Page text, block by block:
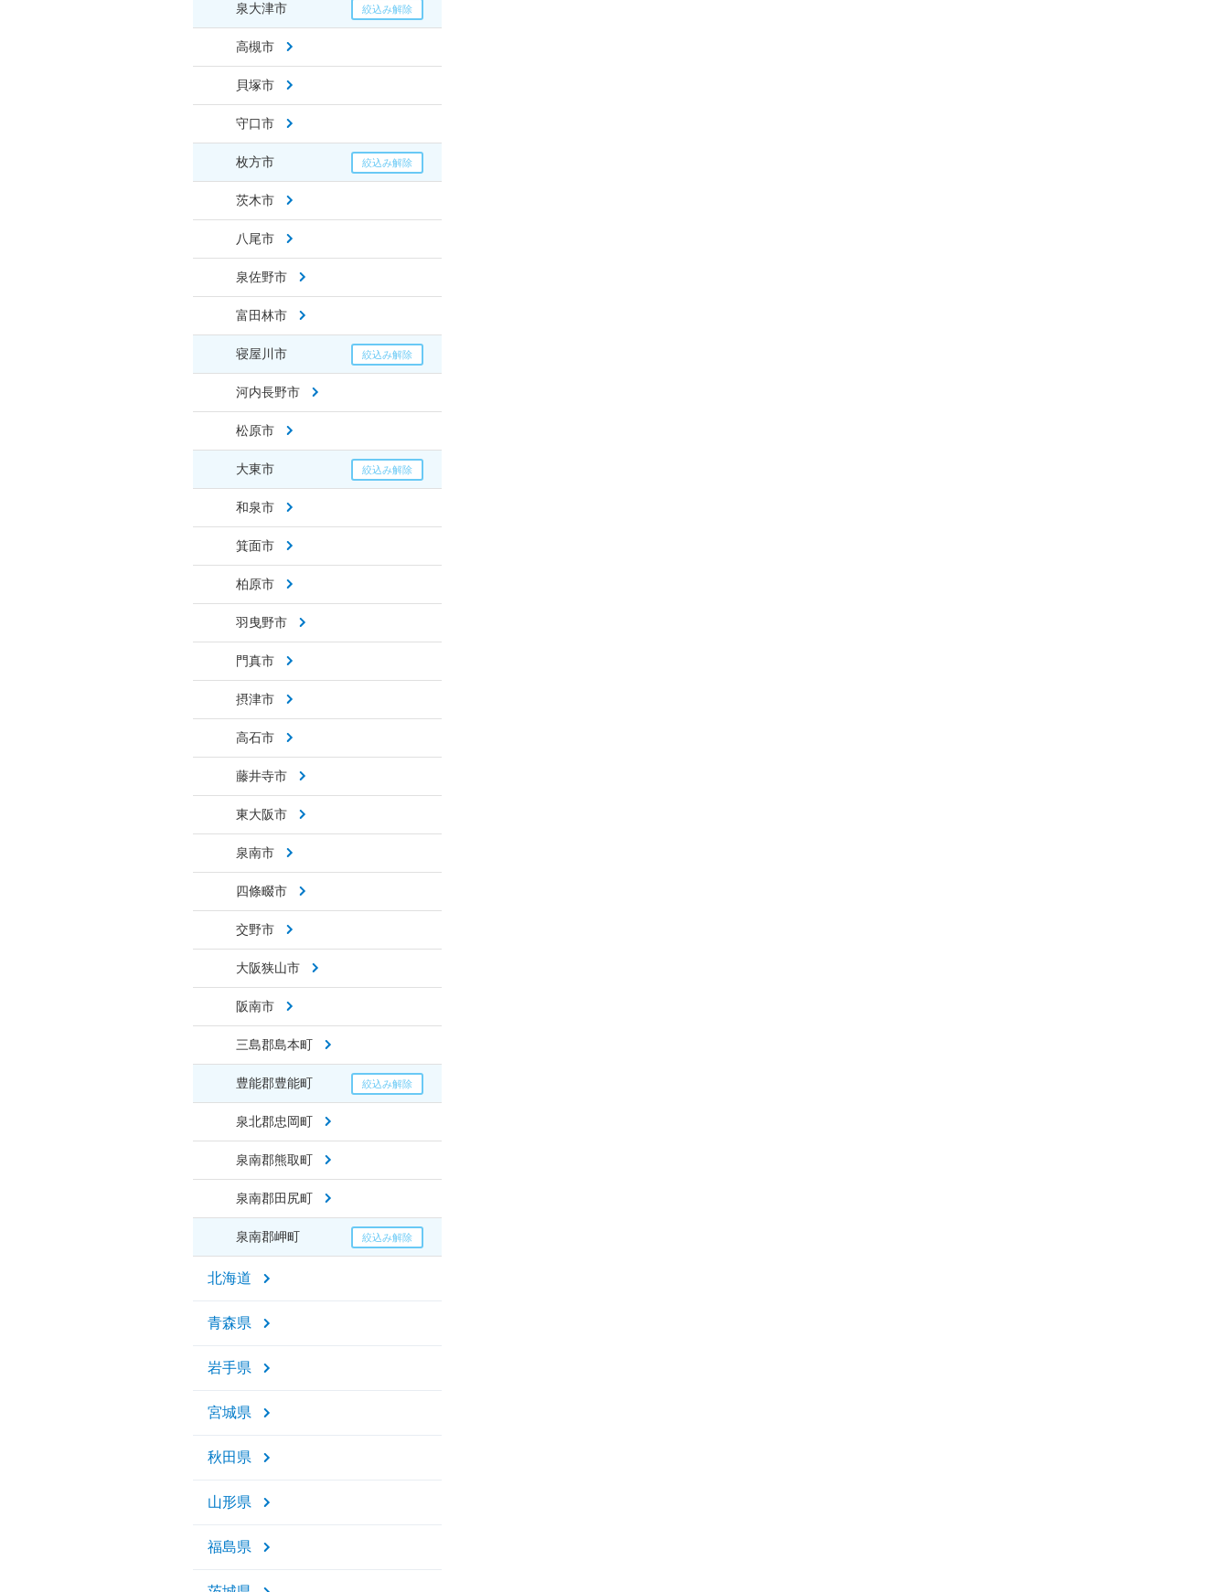
泉大津市
高槻市
貝塚市
守口市
枚方市
茨木市
八尾市
泉佐野市
富田林市
寝屋川市
河内長野市
松原市
大東市
和泉市
箕面市
柏原市
羽曳野市
門真市
摂津市
高石市
藤井寺市
東大阪市
泉南市
四條畷市
交野市
大阪狭山市
阪南市
三島郡島本町
豊能郡豊能町
泉北郡忠岡町
泉南郡熊取町
泉南郡田尻町
泉南郡岬町
北海道
青森県
岩手県
宮城県
秋田県
山形県
福島県